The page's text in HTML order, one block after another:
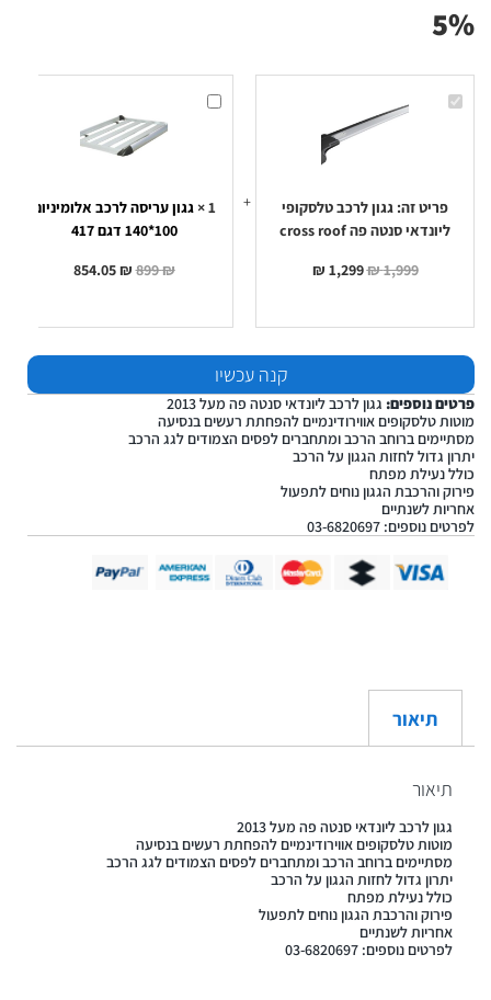
5%
גגון
roof
פריט זה: גגון לרכב טלסקופי
ליונדאי סנטה פה cross roof
1,999
₪
1,299
₪
גגון
1
×גגון עריסה לרכב אלומיניום
100*140 דגם 417
899₪
854.05₪
קנה עכשיו
פרטים נוספים: גגון לרכב ליונדאי סנטה פה מעל 2013
מוטות טלסקופים אווירודינמיים להפחתת רעשים בנסיעה
מסתיימים ברוחב הרכב ומתחברים לפסים הצמודים לגג הרכב
יתרון גדול לחזות הגגון על הרכב
כולל נעילת מפתח
פירוק והרכבת הגגון נוחים לתפעול
אחריות לשנתיים
לפרטים נוספים: 03-6820697
תיאור
תיאור
גגון לרכב ליונדאי סנטה פה מעל 2013
מוטות טלסקופים אווירודינמיים להפחתת רעשים בנסיעה
מסתיימים ברוחב הרכב ומתחברים לפסים הצמודים לגג הרכב
יתרון גדול לחזות הגגון על הרכב
כולל נעילת מפתח
פירוק והרכבת הגגון נוחים לתפעול
אחריות לשנתיים
לפרטים נוספים: 03-6820697